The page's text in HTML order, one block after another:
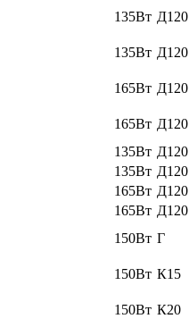
135Вт Д120
135Вт Д120
165Вт Д120
165Вт Д120
135Вт Д120
135Вт Д120
165Вт Д120
165Вт Д120
150Вт Г
150Вт К15
150Вт К20